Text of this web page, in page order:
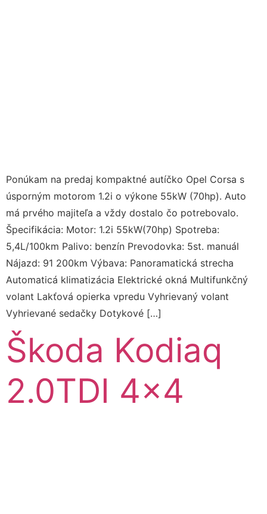
Ponúkam na predaj kompaktné autíčko Opel Corsa s
úsporným motorom 1.2i o výkone 55kW (70hp). Auto
má prvého majiteľa a vždy dostalo čo potrebovalo.
Špecifikácia: Motor: 1.2i 55kW(70hp) Spotreba:
5,4L/100km Palivo: benzín Prevodovka: 5st. manuál
Nájazd: 91 200km Výbava: Panoramatická strecha
Automaticá klimatizácia Elektrické okná Multifunkčný
volant Lakťová opierka vpredu Vyhrievaný volant
Vyhrievané sedačky Dotykové […]
Škoda Kodiaq
2.0TDI 4×4